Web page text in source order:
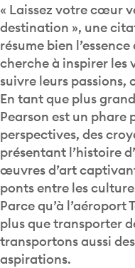
« Laissez votre cœur
destination », une
résume bien
cherche à inspirer les
suivre leurs passions,
En tant que plus
Pearson est un phare
perspectives, des
présentant l’histoire
œuvres d’art
ponts entre les
Parce qu’à l’aéroport
plus que transporter
transportons aussi
aspirations.